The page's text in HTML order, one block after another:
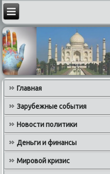
Главная
Зарубежные события
Новости политики
Деньги и финансы
Мировой кризис